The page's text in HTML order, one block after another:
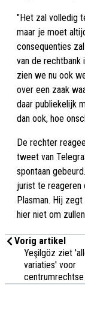
"Het zal volledig
maar je moet
consequenties
van de rechtbank
zien we nu ook
over een zaak
daar publiekelijk
dan ook, hoe
De rechter
tweet van
spontaan
jurist te reageren
Plasman. Hij
hier niet om
Vorig artikel
Yeşilgöz ziet
variaties' voor